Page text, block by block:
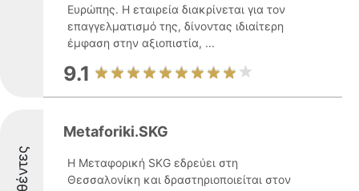
Ευρώπης. Η εταιρεία διακρίνεται για τον
επαγγελματισμό της, δίνοντας ιδιαίτερη
έμφαση στην αξιοπιστία, ...
9.1
Metaforiki.SKG
Η Μεταφορική SKG εδρεύει στη
Θεσσαλονίκη και δραστηριοποιείται στον